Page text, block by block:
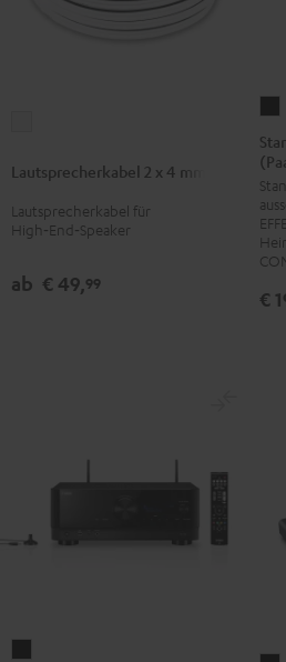
x
4
mm²
Lautsprecherkabel 2 x 4 mm²
Lautsprecherkabel für
High‑End‑Speaker
ab € 49,99
€